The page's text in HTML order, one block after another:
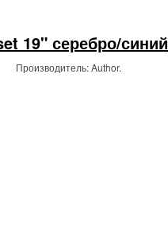
19" серебро/синий
Производитель: Author.